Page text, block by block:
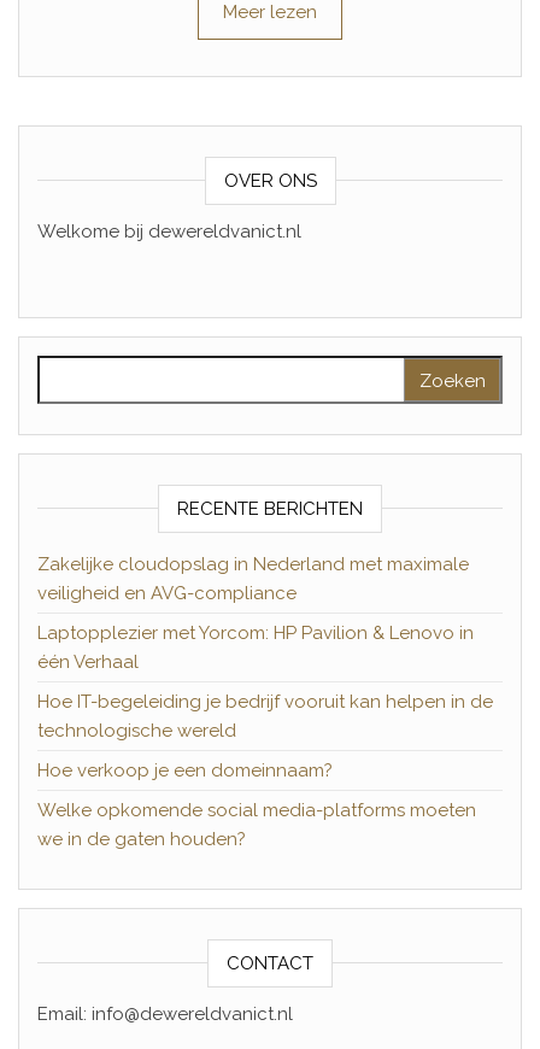
Meer lezen
OVER ONS
Welkome bij dewereldvanict.nl
RECENTE BERICHTEN
Zakelijke cloudopslag in Nederland met maximale
veiligheid en AVG-compliance
Laptopplezier met Yorcom: HP Pavilion & Lenovo in
één Verhaal
Hoe IT-begeleiding je bedrijf vooruit kan helpen in de
technologische wereld
Hoe verkoop je een domeinnaam?
Welke opkomende social media-platforms moeten
we in de gaten houden?
CONTACT
Email: info@dewereldvanict.nl